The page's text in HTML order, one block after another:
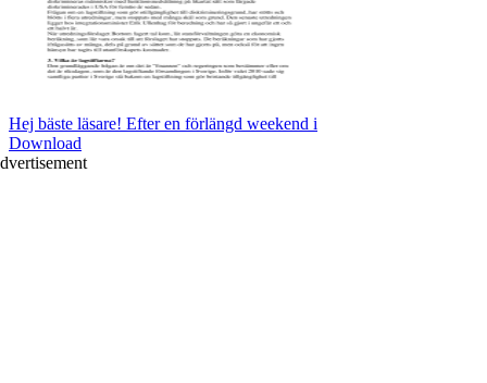
Hej bäste läsare! Efter en förlängd weekend i
Download